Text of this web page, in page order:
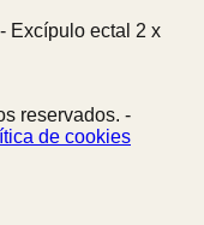
Excípulo ectal 2 x
reservados. -
de cookies